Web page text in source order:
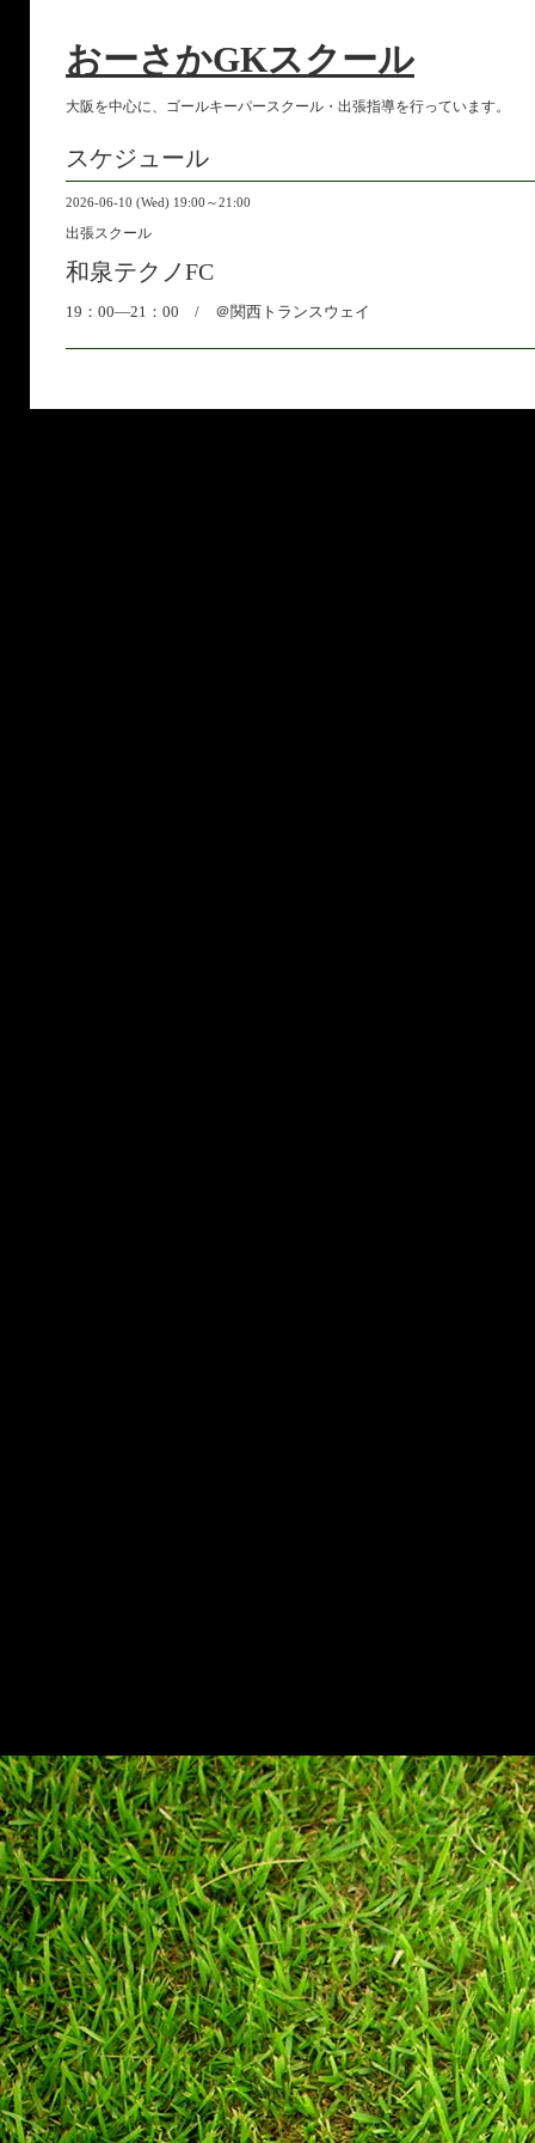
おーさかGKスクール
大阪を中心に、ゴールキーパースクール・出張指導を行っています。
スケジュール
2026-06-10 (Wed) 19:00～21:00
出張スクール
和泉テクノFC
19：00―21：00 / ＠関西トランスウェイ